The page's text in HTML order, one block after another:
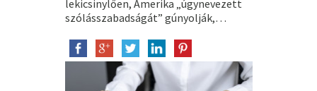
lekicsinylően, Amerika „úgynevezett
szólásszabadságát” gúnyolják,…